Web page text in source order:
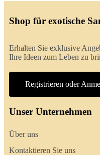
Shop für exotische
Erhalten Sie exklusive
Ihre Ideen zum Leben zu
Registrieren oder
Unser Unternehmen
Über uns
Kontaktieren Sie uns